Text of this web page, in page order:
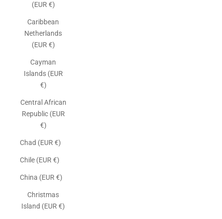
(EUR €)
Caribbean
Netherlands
(EUR €)
Cayman
Islands (EUR
€)
Central African
Republic (EUR
€)
Chad (EUR €)
Chile (EUR €)
China (EUR €)
Christmas
Island (EUR €)